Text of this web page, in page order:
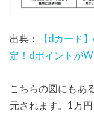
出典：
【dカード
定！dポイントがW
こちらの図にもあ
元されます。1万